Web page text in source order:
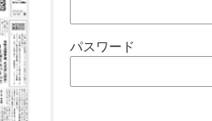
パスワード